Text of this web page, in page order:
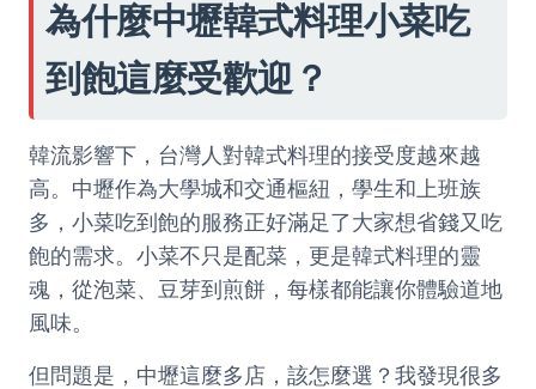
為什麼中壢韓式料理小菜吃
到飽這麼受歡迎？
韓流影響下，台灣人對韓式料理的接受度越來越
高。中壢作為大學城和交通樞紐，學生和上班族
多，小菜吃到飽的服務正好滿足了大家想省錢又吃
飽的需求。小菜不只是配菜，更是韓式料理的靈
魂，從泡菜、豆芽到煎餅，每樣都能讓你體驗道地
風味。
但問題是，中壢這麼多店，該怎麼選？我發現很多